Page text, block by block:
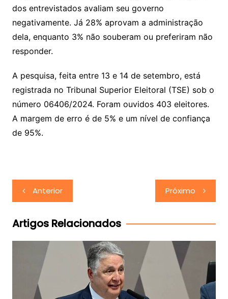
dos entrevistados avaliam seu governo
negativamente. Já 28% aprovam a administração
dela, enquanto 3% não souberam ou preferiram não
responder.
A pesquisa, feita entre 13 e 14 de setembro, está
registrada no Tribunal Superior Eleitoral (TSE) sob o
número 06406/2024. Foram ouvidos 403 eleitores.
A margem de erro é de 5% e um nível de confiança
de 95%.
Navegação
de
Post
Anterior Próximo
Artigos Relacionados